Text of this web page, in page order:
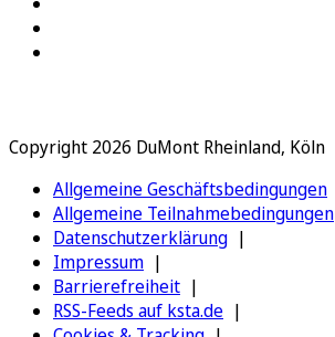
Copyright 2026 DuMont Rheinland, Köln
Allgemeine Geschäftsbedingungen
Allgemeine Teilnahmebedingungen
Datenschutzerklärung
Impressum
Barrierefreiheit
RSS-Feeds auf ksta.de